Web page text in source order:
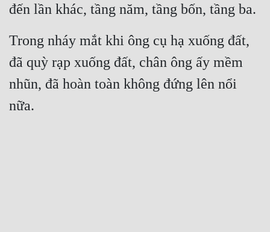
Đẹp Hiệp
Tính Cách Nhân Vật :
Cơ Trí
đến lần khác, tầng năm, tầng bốn, tầng ba.
Trong nháy mắt khi ông cụ hạ xuống đất,
đã quỳ rạp xuống đất, chân ông ấy mềm
nhũn, đã hoàn toàn không đứng lên nổi
nữa.